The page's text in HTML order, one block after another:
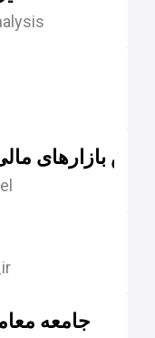
بازارهای
جامعه